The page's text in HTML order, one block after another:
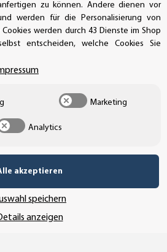
ZAHLUNGSARTEN*
zu können. Andere dienen vor
werden für die Personalisierung von
werden durch 43 Dienste im Shop
entscheiden, welche Cookies Sie
Marketing
Analytics
akzeptieren
speichern
anzeigen